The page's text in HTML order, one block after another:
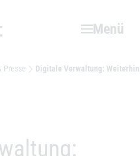
Menü
Presse Digitale Verwaltung: